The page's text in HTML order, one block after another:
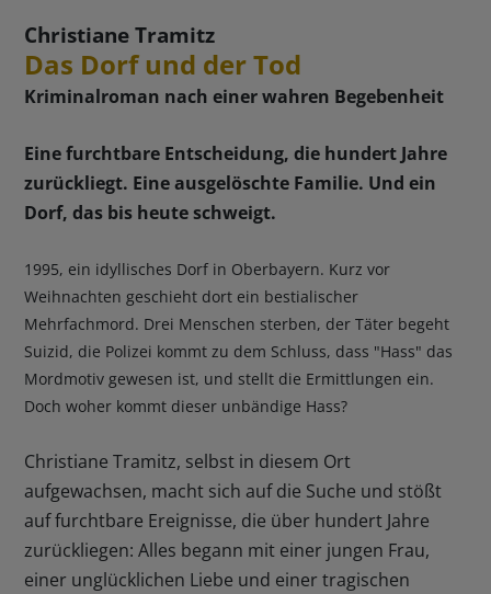
Christiane Tramitz
Das Dorf und der Tod
Kriminalroman nach einer wahren Begebenheit
Eine furchtbare Entscheidung, die hundert Jahre
zurückliegt. Eine ausgelöschte Familie. Und ein
Dorf, das bis heute schweigt.
1995, ein idyllisches Dorf in Oberbayern. Kurz vor
Weihnachten geschieht dort ein bestialischer
Mehrfachmord. Drei Menschen sterben, der Täter begeht
Suizid, die Polizei kommt zu dem Schluss, dass "Hass" das
Mordmotiv gewesen ist, und stellt die Ermittlungen ein.
Doch woher kommt dieser unbändige Hass?
Christiane Tramitz, selbst in diesem Ort
aufgewachsen, macht sich auf die Suche und stößt
auf furchtbare Ereignisse, die über hundert Jahre
zurückliegen: Alles begann mit einer jungen Frau,
einer unglücklichen Liebe und einer tragischen